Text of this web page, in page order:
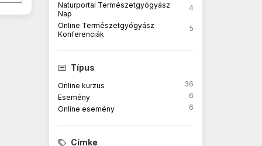
Naturportal Természetgyógyász
Nap
4
Online Természetgyógyász
Konferenciák
5
Típus
Online kurzus
36
Esemény
6
Online esemény
6
Címke